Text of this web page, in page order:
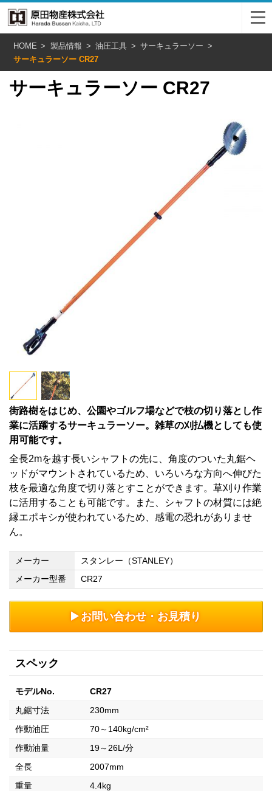
HOME 製品情報 油圧工具
サーキュラーソー
サーキュラーソー CR27
サーキュラーソー CR27
街路樹をはじめ、公園やゴルフ場などで枝の切り落とし作
業に活躍するサーキュラーソー。雑草の刈払機としても使
用可能です。
全長2mを越す長いシャフトの先に、角度のついた丸鋸ヘ
ッドがマウントされているため、いろいろな方向へ伸びた
枝を最適な角度で切り落とすことができます。草刈り作業
に活用することも可能です。また、シャフトの材質には絶
縁エポキシが使われているため、感電の恐れがありませ
ん。
メーカー
スタンレー（STANLEY）
メーカー型番
CR27
お問い合わせ・お見積り
スペック
モデルNo.
CR27
丸鋸寸法
230mm
作動油圧
70～140kg/cm²
作動油量
19～26L/分
全長
2007mm
重量
4.4kg